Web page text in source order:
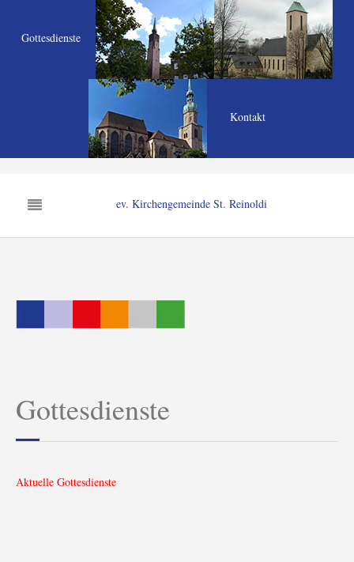
Gottesdienste
Kontakt
ev. Kirchengemeinde St. Reinoldi
Gottesdienste
Aktuelle Gottesdienste